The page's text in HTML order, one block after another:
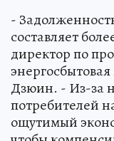
-
составляет
директор по
Дзюин. - Из-за
потребителей
ощутимый